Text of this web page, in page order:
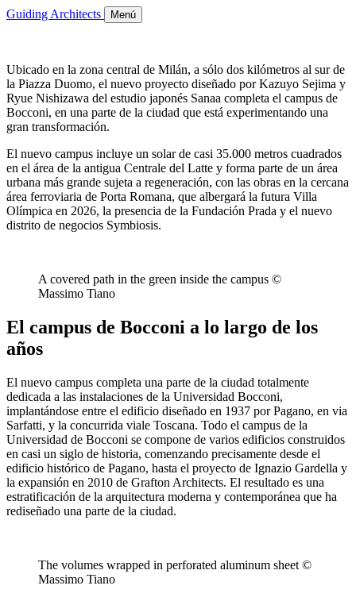
Guiding Architects Menú
Ubicado en la zona central de Milán, a sólo dos kilómetros al sur de
la Piazza Duomo, el nuevo proyecto diseñado por Kazuyo Sejima y
Ryue Nishizawa del estudio japonés Sanaa completa el campus de
Bocconi, en una parte de la ciudad que está experimentando una
gran transformación.
El nuevo campus incluye un solar de casi 35.000 metros cuadrados
en el área de la antigua Centrale del Latte y forma parte de un área
urbana más grande sujeta a regeneración, con las obras en la cercana
área ferroviaria de Porta Romana, que albergará la futura Villa
Olímpica en 2026, la presencia de la Fundación Prada y el nuevo
distrito de negocios Symbiosis.
A covered path in the green inside the campus ©
Massimo Tiano
El campus de Bocconi a lo largo de los
años
El nuevo campus completa una parte de la ciudad totalmente
dedicada a las instalaciones de la Universidad Bocconi,
implantándose entre el edificio diseñado en 1937 por Pagano, en via
Sarfatti, y la concurrida viale Toscana. Todo el campus de la
Universidad de Bocconi se compone de varios edificios construidos
en casi un siglo de historia, comenzando precisamente desde el
edificio histórico de Pagano, hasta el proyecto de Ignazio Gardella y
la expansión en 2010 de Grafton Architects. El resultado es una
estratificación de la arquitectura moderna y contemporánea que ha
rediseñado una parte de la ciudad.
The volumes wrapped in perforated aluminum sheet ©
Massimo Tiano